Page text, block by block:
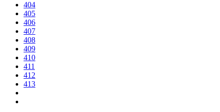
404
405
406
407
408
409
410
411
412
413